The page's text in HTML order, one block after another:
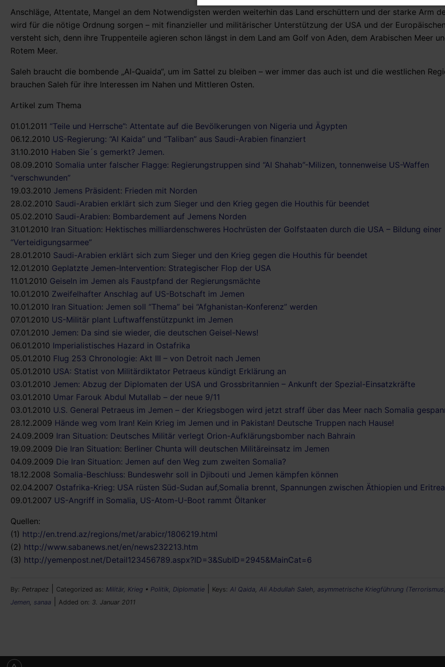
Anschläge, Attentate, Mangel an dem Notwendigsten werden weiterhin das Land erschüttern und der starke Arm
wird für die nötige Ordnung sorgen – mit finanzieller und militärischer Unterstützung der USA und der
versteht sich, denn ihre Truppenteile agieren schon längst in dem Land am Golf von Aden, dem Arabischen Meer
Rotem Meer.
Saleh braucht die bombende „Al-Quaida“, um im Sattel zu bleiben – wer immer das auch ist und die westlichen
brauchen Saleh für ihre Interessen im Nahen und Mittleren Osten.
Artikel zum Thema
01.01.2011 “Teile und Herrsche”: Attentate auf die Bevölkerungen von Nigeria und Ägypten
06.12.2010 US-Regierung: “Al Kaida” und “Taliban” aus Saudi-Arabien finanziert
31.10.2010 Haben Sie´s gemerkt? Jemen.
08.09.2010 Somalia unter falscher Flagge: Regierungstruppen sind “Al Shahab”-Milizen, tonnenweise US-Waffen
“verschwunden”
19.03.2010 Jemens Präsident: Frieden mit Norden
28.02.2010 Saudi-Arabien erklärt sich zum Sieger und den Krieg gegen die Houthis für beendet
05.02.2010 Saudi-Arabien: Bombardement auf Jemens Norden
31.01.2010 Iran Situation: Hektisches milliardenschweres Hochrüsten der Golfstaaten durch die USA – Bildung einer
“Verteidigungsarmee”
28.01.2010 Saudi-Arabien erklärt sich zum Sieger und den Krieg gegen die Houthis für beendet
12.01.2010 Geplatzte Jemen-Intervention: Strategischer Flop der USA
11.01.2010 Geiseln im Jemen als Faustpfand der Regierungsmächte
10.01.2010 Zweifelhafter Anschlag auf US-Botschaft im Jemen
10.01.2010 Iran Situation: Jemen soll “Thema” bei “Afghanistan-Konferenz” werden
07.01.2010 US-Militär plant Luftwaffenstützpunkt im Jemen
07.01.2010 Jemen: Da sind sie wieder, die deutschen Geisel-News!
06.01.2010 Imperialistisches Hazard in Ostafrika
05.01.2010 Flug 253 Chronologie: Akt III – von Detroit nach Jemen
05.01.2010 USA: Statist von Militärdiktator Petraeus kündigt Erklärung an
03.01.2010 Jemen: Abzug der Diplomaten der USA und Grossbritannien – Ankunft der Spezial-Einsatzkräfte
03.01.2010 Umar Farouk Abdul Mutallab – der neue 9/11
03.01.2010 U.S. General Petraeus im Jemen – der Kriegsbogen wird jetzt straff über das Meer nach Somalia
28.12.2009 Hände weg vom Iran! Kein Krieg im Jemen und in Pakistan! Deutsche Truppen nach Hause!
24.09.2009 Iran Situation: Deutsches Militär verlegt Orion-Aufklärungsbomber nach Bahrain
19.09.2009 Die Iran Situation: Berliner Chunta will deutschen Militäreinsatz im Jemen
04.09.2009 Die Iran Situation: Jemen auf den Weg zum zweiten Somalia?
18.12.2008 Somalia-Beschluss: Bundeswehr soll in Djibouti und Jemen kämpfen können
02.04.2007 Ostafrika-Krieg: USA rüsten Süd-Sudan auf,Somalia brennt, Spannungen zwischen Äthiopien und Eritrea
09.01.2007 US-Angriff in Somalia, US-Atom-U-Boot rammt Öltanker
Quellen:
(1) http://en.trend.az/regions/met/arabicr/1806219.html
(2) http://www.sabanews.net/en/news232213.htm
(3) http://yemenpost.net/Detail123456789.aspx?ID=3&SubID=2945&MainCat=6
By: Petrapez Categorized as: Militär, Krieg • Politik, Diplomatie Keys: Al Qaida Ali Abdullah Saleh asymmetrische Kriegführung
Jemen sanaa Added on: 3. Januar 2011